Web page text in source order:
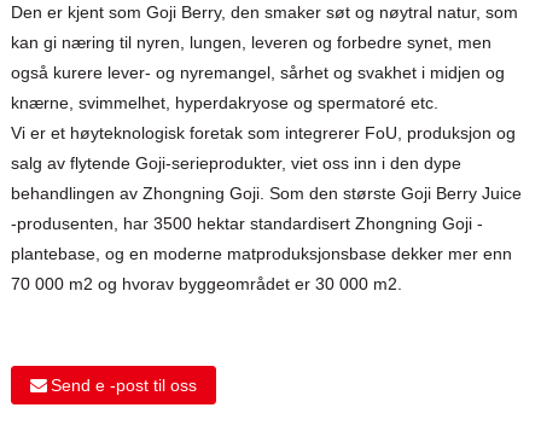
Den er kjent som Goji Berry, den smaker søt og nøytral natur, som
kan gi næring til nyren, lungen, leveren og forbedre synet, men
også kurere lever- og nyremangel, sårhet og svakhet i midjen og
knærne, svimmelhet, hyperdakryose og spermatoré etc.
Vi er et høyteknologisk foretak som integrerer FoU, produksjon og
salg av flytende Goji-serieprodukter, viet oss inn i den dype
behandlingen av Zhongning Goji. Som den største Goji Berry Juice
-produsenten, har 3500 hektar standardisert Zhongning Goji -
plantebase, og en moderne matproduksjonsbase dekker mer enn
70 000 m2 og hvorav byggeområdet er 30 000 m2.
Send e -post til oss